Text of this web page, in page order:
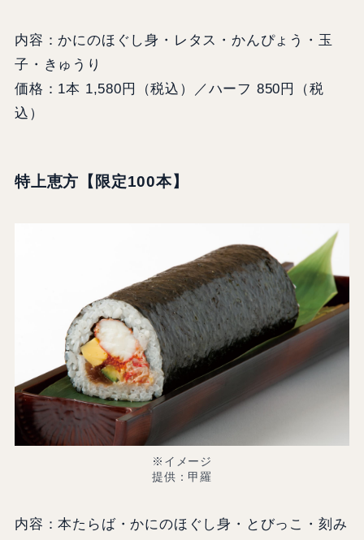
内容：かにのほぐし身・レタス・かんぴょう・玉
子・きゅうり
価格：1本 1,580円（税込）／ハーフ 850円（税
込）
特上恵方【限定100本】
※イメージ
提供：甲羅
内容：本たらば・かにのほぐし身・とびっこ・刻み